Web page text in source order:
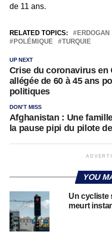
de 11 ans.
RELATED TOPICS: ERDOGAN
POLÉMIQUE
TURQUIE
UP NEXT
Crise du coronavirus en
allégée de 60 à 45 ans
politiques
DON'T MISS
Afghanistan : Une
la pause pipi du pilote
YOU
Un cycliste
meurt